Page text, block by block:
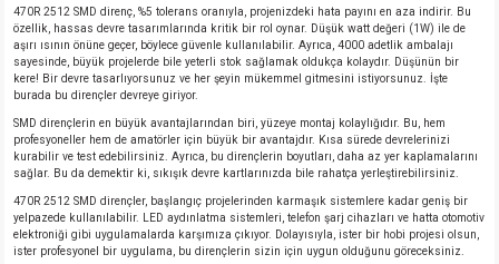
470R 2512 SMD direnç, %5 tolerans oranıyla, projenizdeki hata payını en aza indirir. Bu
özellik, hassas devre tasarımlarında kritik bir rol oynar. Düşük watt değeri (1W) ile de
aşırı ısının önüne geçer, böylece güvenle kullanılabilir. Ayrıca, 4000 adetlik ambalajı
sayesinde, büyük projelerde bile yeterli stok sağlamak oldukça kolaydır. Düşünün bir
kere! Bir devre tasarlıyorsunuz ve her şeyin mükemmel gitmesini istiyorsunuz. İşte
burada bu dirençler devreye giriyor.
SMD dirençlerin en büyük avantajlarından biri, yüzeye montaj kolaylığıdır. Bu, hem
profesyoneller hem de amatörler için büyük bir avantajdır. Kısa sürede devrelerinizi
kurabilir ve test edebilirsiniz. Ayrıca, bu dirençlerin boyutları, daha az yer kaplamalarını
sağlar. Bu da demektir ki, sıkışık devre kartlarınızda bile rahatça yerleştirebilirsiniz.
470R 2512 SMD dirençler, başlangıç projelerinden karmaşık sistemlere kadar geniş bir
yelpazede kullanılabilir. LED aydınlatma sistemleri, telefon şarj cihazları ve hatta otomotiv
elektroniği gibi uygulamalarda karşımıza çıkıyor. Dolayısıyla, ister bir hobi projesi olsun,
ister profesyonel bir uygulama, bu dirençlerin sizin için uygun olduğunu göreceksiniz.